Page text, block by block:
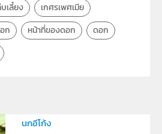
เลี้ยง
เกศรเพศเมีย
ก หน้าที่ของดอก
ดอก
นกอีโก้ง